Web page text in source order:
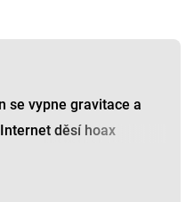
se vypne gravitace a
děsí hoax